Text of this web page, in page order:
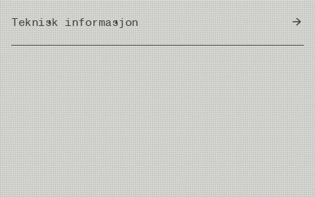
Teknisk informasjon
Country of Origin Japan